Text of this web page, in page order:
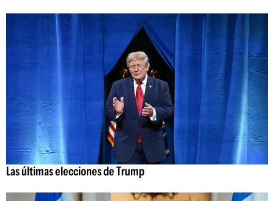
Las últimas elecciones de Trump